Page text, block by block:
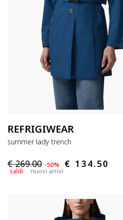
REFRIGIWEAR
summer lady trench
€ 269.00 -50% € 134.50
saldi nuovi arrivi